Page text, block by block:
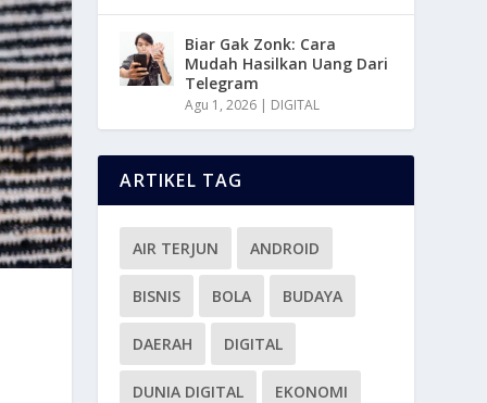
Biar Gak Zonk: Cara
Mudah Hasilkan Uang Dari
Telegram
Agu 1, 2026 | DIGITAL
ARTIKEL TAG
AIR TERJUN ANDROID
BISNIS BOLA BUDAYA
DAERAH DIGITAL
DUNIA DIGITAL EKONOMI